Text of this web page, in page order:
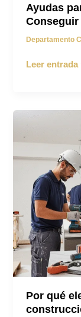
Ayudas
Conseguir
Departamento
Ayudas
Conseguir
Hasta
4.000€
en
Leer entrada
Por qué